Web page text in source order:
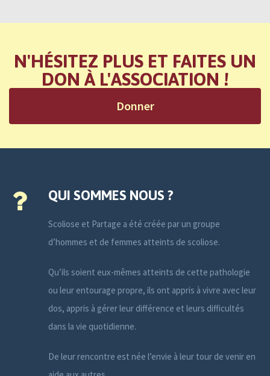
N'HÉSITEZ PLUS ET FAITES UN
DON À L'ASSOCIATION !
Donner
QUI SOMMES NOUS ?
Scoliose et Partage a été créée par un groupe
d’hommes et de femmes atteints de scoliose.
Qu’ils soient eux-mêmes atteints de cette pathologie
ou leur entourage propre, ils ont appris à vivre avec leur
dos, appris à gérer leur différence et leurs difficultés
dans la vie quotidienne.
De leur rencontre est née l’envie à leur tour de venir en